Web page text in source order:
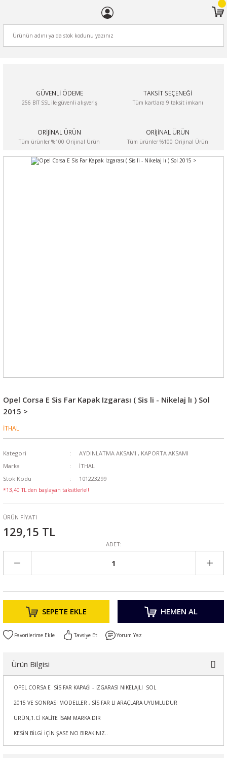
GÜVENLİ ÖDEME
256 BİT SSL ile güvenli alışveriş
TAKSİT SEÇENEĞİ
Tüm kartlara 9 taksit imkanı
ORİJİNAL ÜRÜN
Tüm ürünler %100 Orijinal Ürün
ORİJİNAL ÜRÜN
Tüm ürünler %100 Orijinal Ürün
Opel Corsa E Sis Far Kapak Izgarası ( Sis li - Nikelaj lı ) Sol
2015 >
İTHAL
Kategori AYDINLATMA AKSAMI , KAPORTA AKSAMI
Marka
İTHAL
Stok Kodu
101223299
*13,40 TL den başlayan taksitlerle!!
ÜRÜN FİYATI
129,15 TL
ADET:
SEPETE EKLE HEMEN AL
Tavsiye Et Yorum Yaz
Ürün Bilgisi
OPEL CORSA E SİS FAR KAPAĞI - IZGARASI NİKELAJLI SOL
2015 VE SONRASI MODELLER , SİS FAR LI ARAÇLARA UYUMLUDUR
ÜRÜN,1.Cİ KALİTE İSAM MARKA DIR
KESİN BİLGİ İÇİN ŞASE NO BIRAKINIZ..